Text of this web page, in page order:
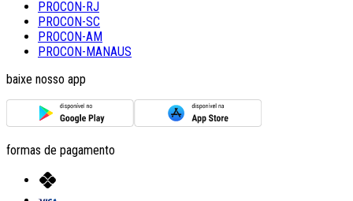
PROCON-RJ
PROCON-SC
PROCON-AM
PROCON-MANAUS
baixe nosso app
formas de pagamento